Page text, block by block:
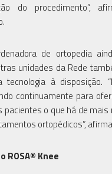
do procedimento”,
de ortopedia
unidades da Rede
tecnologia à disposição.
continuamente para
pacientes o que há de mais
ortopédicos”,
ROSA® Knee